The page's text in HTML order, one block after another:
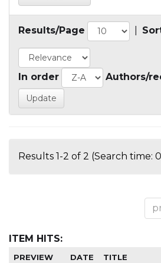
Results/Page
In order Authors/
Results 1-2 of 2 (Search time:
ITEM HITS:
PREVIEW DATE TITLE